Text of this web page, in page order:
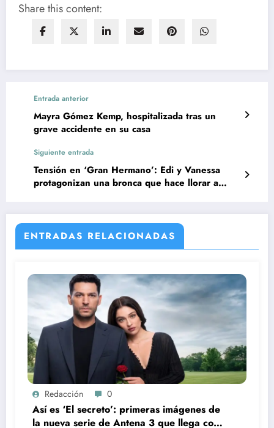
Share this content:
Entrada anterior
Mayra Gómez Kemp, hospitalizada tras un
grave accidente en su casa
Siguiente entrada
Tensión en ‘Gran Hermano’: Edi y Vanessa
protagonizan una bronca que hace llorar a
ENTRADAS RELACIONADAS
Redacción 0
Así es ‘El secreto’: primeras imágenes de
la nueva serie de Antena 3 que llega con